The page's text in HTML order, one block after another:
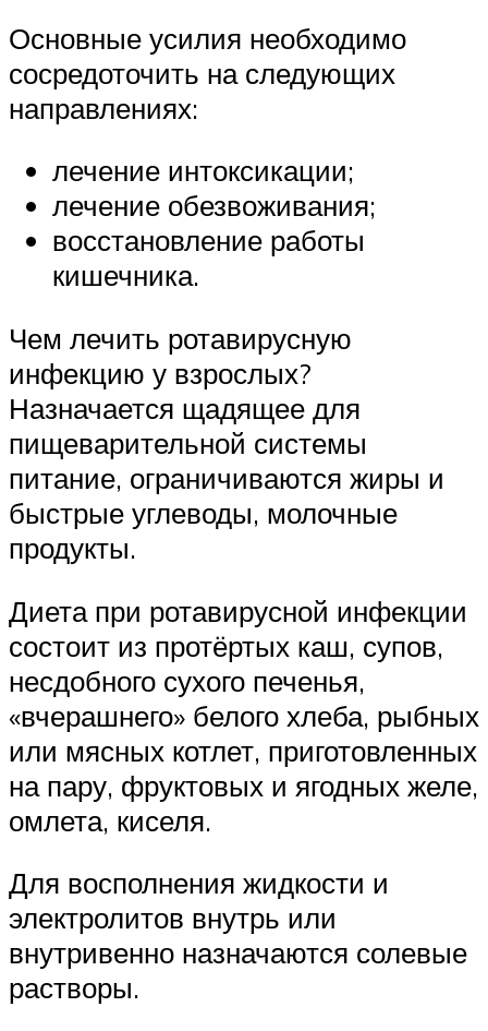
Основные усилия необходимо
сосредоточить на следующих
направлениях:
лечение интоксикации;
лечение обезвоживания;
восстановление работы
кишечника.
Чем лечить ротавирусную
инфекцию у взрослых?
Назначается щадящее для
пищеварительной системы
питание, ограничиваются жиры и
быстрые углеводы, молочные
продукты.
Диета при ротавирусной инфекции
состоит из протёртых каш, супов,
несдобного сухого печенья,
«вчерашнего» белого хлеба, рыбных
или мясных котлет, приготовленных
на пару, фруктовых и ягодных желе,
омлета, киселя.
Для восполнения жидкости и
электролитов внутрь или
внутривенно назначаются солевые
растворы.